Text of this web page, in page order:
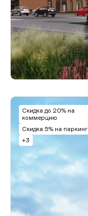
Скидка до 20% на
коммерцию
Скидка 5% на паркинг
+3